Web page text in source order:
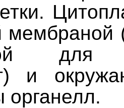
мембраной
для
и